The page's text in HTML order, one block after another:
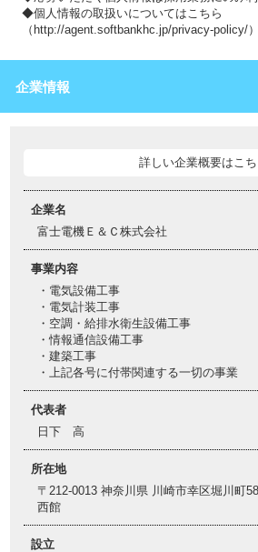
◆個人情報の取扱いについてはこちら
（http://agent.softbankhc.jp/privacy-policy/
企業情報
詳しい企業概要はこち
企業名
富士電機Ｅ＆Ｃ株式会社
事業内容
・電気設備工事
・電気計装工事
・空調・給排水衛生設備工事
・情報通信設備工事
・建築工事
・上記各号に付帯関連する一切の事業
代表者
日下 高
所在地
〒212-0013 神奈川県 川崎市幸区堀川町
西館
設立